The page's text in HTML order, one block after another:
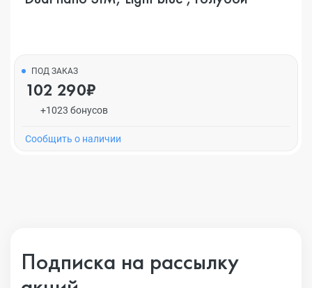
ПОД ЗАКАЗ
102 290₽
+1023 бонусов
Cообщить о наличии
Подписка на рассылку